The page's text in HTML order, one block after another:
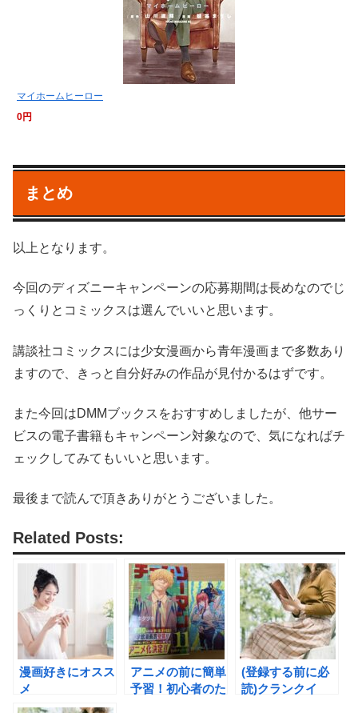
マイホームヒーロー
0円
まとめ
以上となります。
今回のディズニーキャンペーンの応募期間は長めなのでじ
っくりとコミックスは選んでいいと思います。
講談社コミックスには少女漫画から青年漫画まで多数あり
ますので、きっと自分好みの作品が見付かるはずです。
また今回はDMMブックスをおすすめしましたが、他サー
ビスの電子書籍もキャンペーン対象なので、気になればチ
ェックしてみてもいいと思います。
最後まで読んで頂きありがとうございました。
Related Posts:
漫画好きにオスス
メ
「ebookjapan」
アニメの前に簡単
予習！初心者のた
(登録する前に必
読)クランクイ